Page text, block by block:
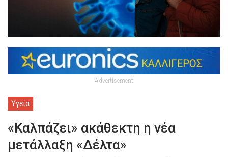
Advertisement
Υγεία
«Καλπάζει» ακάθεκτη η νέα
μετάλλαξη «Δέλτα»